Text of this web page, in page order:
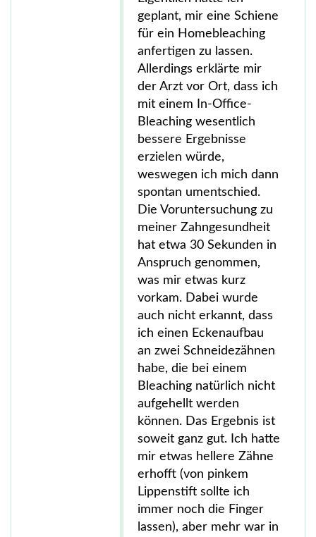
geplant, mir eine Schiene
für ein Homebleaching
anfertigen zu lassen.
Allerdings erklärte mir
der Arzt vor Ort, dass ich
mit einem In-Office-
Bleaching wesentlich
bessere Ergebnisse
erzielen würde,
weswegen ich mich dann
spontan umentschied.
Die Voruntersuchung zu
meiner Zahngesundheit
hat etwa 30 Sekunden in
Anspruch genommen,
was mir etwas kurz
vorkam. Dabei wurde
auch nicht erkannt, dass
ich einen Eckenaufbau
an zwei Schneidezähnen
habe, die bei einem
Bleaching natürlich nicht
aufgehellt werden
können. Das Ergebnis ist
soweit ganz gut. Ich hatte
mir etwas hellere Zähne
erhofft (von pinkem
Lippenstift sollte ich
immer noch die Finger
lassen), aber mehr war in